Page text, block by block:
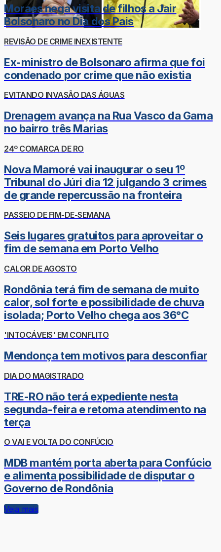
Moraes nega visita de filhos a Jair
Bolsonaro no Dia dos Pais
REVISÃO DE CRIME INEXISTENTE
Ex-ministro de Bolsonaro afirma que foi
condenado por crime que não existia
EVITANDO INVASÃO DAS ÁGUAS
Drenagem avança na Rua Vasco da Gama
no bairro três Marias
24º COMARCA DE RO
Nova Mamoré vai inaugurar o seu 1º
Tribunal do Júri dia 12 julgando 3 crimes
de grande repercussão na fronteira
PASSEIO DE FIM-DE-SEMANA
Seis lugares gratuitos para aproveitar o
fim de semana em Porto Velho
CALOR DE AGOSTO
Rondônia terá fim de semana de muito
calor, sol forte e possibilidade de chuva
isolada; Porto Velho chega aos 36°C
'INTOCÁVEIS' EM CONFLITO
Mendonça tem motivos para desconfiar
DIA DO MAGISTRADO
TRE-RO não terá expediente nesta
segunda-feira e retoma atendimento na
terça
O VAI E VOLTA DO CONFÚCIO
MDB mantém porta aberta para Confúcio
e alimenta possibilidade de disputar o
Governo de Rondônia
Veja mais